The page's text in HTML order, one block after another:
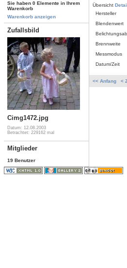
Sie haben 0 Elemente in Ihrem
Warenkorb
Warenkorb anzeigen
Zufallsbild
Cimg1472.jpg
Datum: 12.08.2003
Betrachtet: 229162 mal
Mitglieder
19 Benutzer
Übersicht
Hersteller
Blendenwert
Brennweite
Messmodus
Datum/Zeit
<< Anfang <